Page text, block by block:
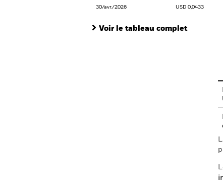
30/avr./2026 USD 0,0433
Voir le tableau complet